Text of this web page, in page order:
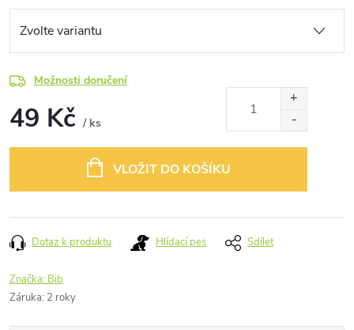
Možnosti doručení
49 Kč / ks
VLOŽIT DO KOŠÍKU
Dotaz k produktu Hlídací pes Sdílet
Značka: Bib
Záruka: 2 roky